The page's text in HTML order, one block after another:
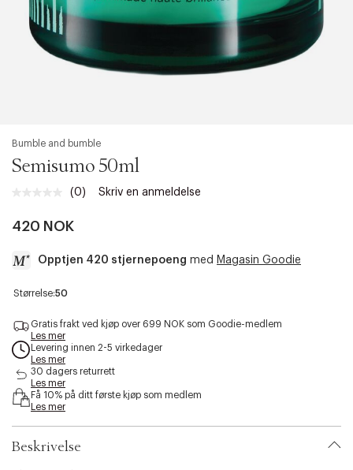
Bumble and bumble
Semisumo 50ml
Ingen
Samme
(0) Skriv en anmeldelse
420 NOK
Opptjen 420 stjernepoeng med Magasin Goodie
a
c
s
b
i
t
Størrelse:50
Gratis frakt ved kjøp over 699 NOK som Goodie-medlem
Les mer
Levering innen 2-5 virkedager
Les mer
30 dagers returrett
Les mer
Få 10% på ditt første kjøp som medlem
Les mer
Beskrivelse